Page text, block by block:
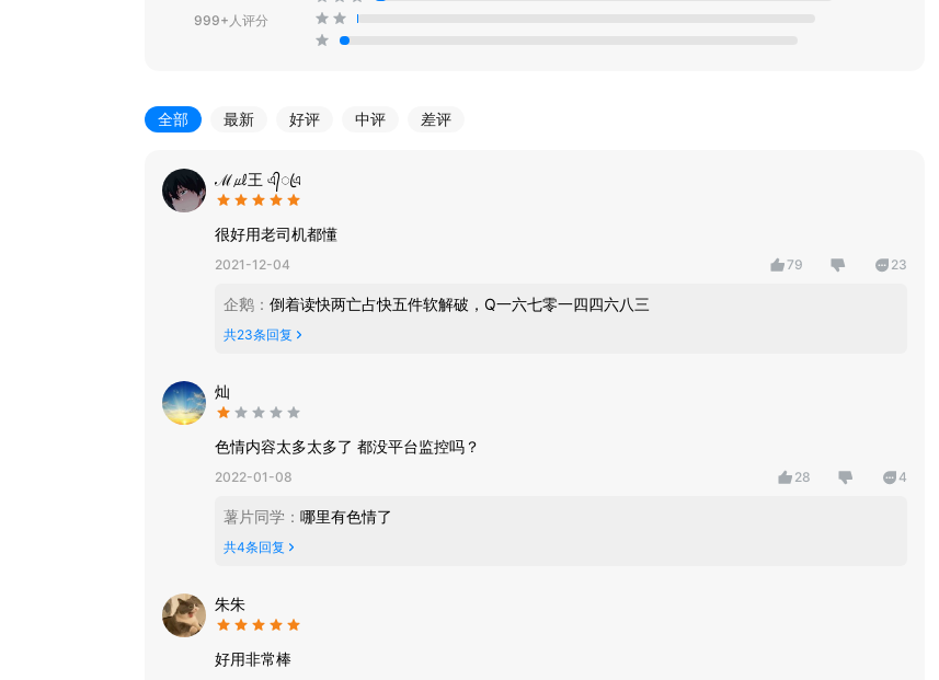
999+人评分
全部 最新 好评 中评 差评
ℳ㎕王 এ᭄ꦿএ
很好用老司机都懂
2021-12-04 79 23
企鹅 ： 倒着读快两亡占快五件软解破，Q一六七零一四四六八三
共23条回复
灿
色情内容太多太多了 都没平台监控吗？
2022-01-08 28 4
薯片同学 ： 哪里有色情了
共4条回复
朱朱
好用非常棒